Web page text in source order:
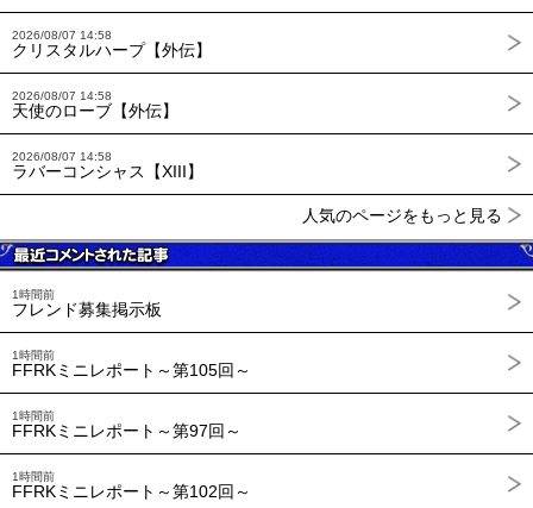
2026/08/07 14:58
クリスタルハープ【外伝】
2026/08/07 14:58
天使のローブ【外伝】
2026/08/07 14:58
ラバーコンシャス【XIII】
人気のページをもっと見る
1時間前
フレンド募集掲示板
1時間前
FFRKミニレポート～第105回～
1時間前
FFRKミニレポート～第97回～
1時間前
FFRKミニレポート～第102回～